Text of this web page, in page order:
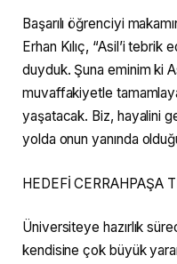
Başarılı öğrenciyi
Erhan Kılıç, “Asil’i
duyduk. Şuna eminim ki
muvaffakiyetle
yaşatacak. Biz, hayalini
yolda onun yanında
HEDEFİ CERRAHPAŞA
Üniversiteye hazırlık
kendisine çok büyük